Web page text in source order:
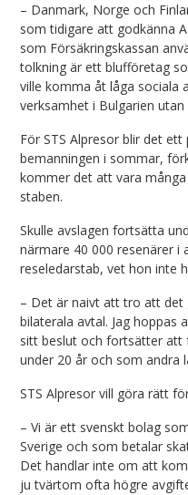
– Danmark, Norge och
som tidigare att godkänna
som Försäkringskassan
tolkning är ett blufföretag
ville komma åt låga sociala
verksamhet i Bulgarien
För STS Alpresor blir det
bemanningen i sommar,
kommer det att vara
staben.
Skulle avslagen fortsätta
närmare 40 000 resenärer i
reseledarstab, vet hon inte
– Det är naivt att tro att
bilaterala avtal. Jag hoppas
sitt beslut och fortsätter att
under 20 år och som andra
STS Alpresor vill göra rätt
– Vi är ett svenskt bolag
Sverige och som betalar
Det handlar inte om att
ju tvärtom ofta högre